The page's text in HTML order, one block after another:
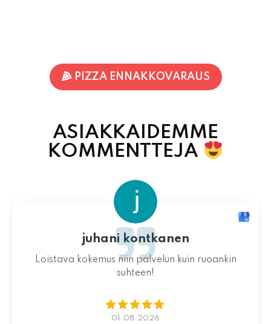
PIZZA ENNAKKOVARAUS
ASIAKKAIDEMME
KOMMENTTEJA
katrimarita
Loistavat pizzat ja todella lämminhenkinen
palvelu
31.07.2026